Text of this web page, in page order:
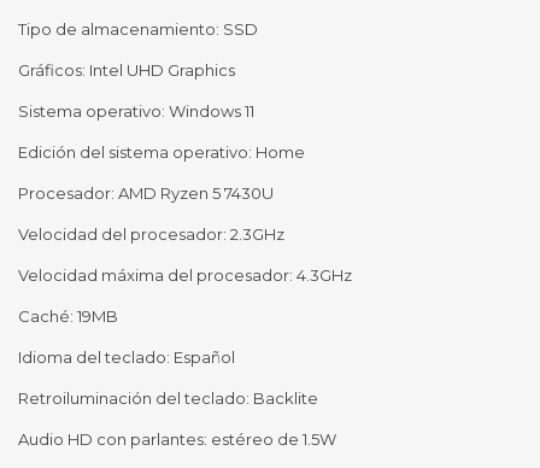
Tipo de almacenamiento: SSD
Gráficos: Intel UHD Graphics
Sistema operativo: Windows 11
Edición del sistema operativo: Home
Procesador: AMD Ryzen 5 7430U
Velocidad del procesador: 2.3GHz
Velocidad máxima del procesador: 4.3GHz
Caché: 19MB
Idioma del teclado: Español
Retroiluminación del teclado: Backlite
Audio HD con parlantes: estéreo de 1.5W